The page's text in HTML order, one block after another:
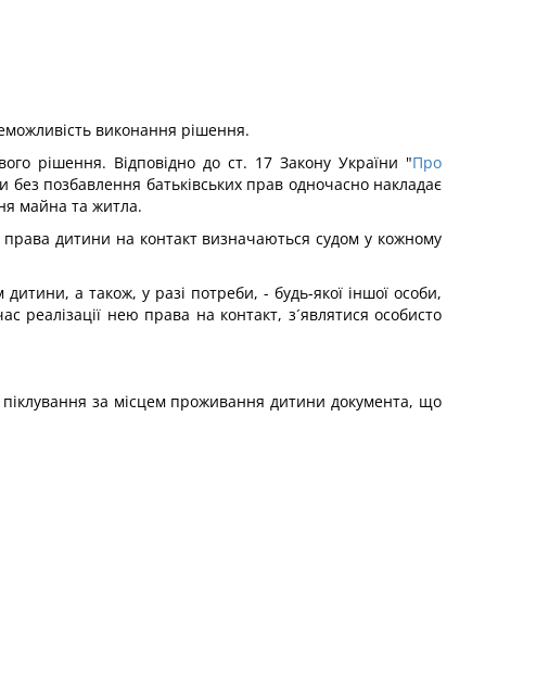
виконання рішення.
рішення. Відповідно до ст. 17 Закону України "Про
без позбавлення батьківських прав одночасно накладає
майна та житла.
права дитини на контакт визначаються судом у кожному
а також, у разі потреби, - будь-якої іншої особи,
нею права на контакт, з´являтися особисто
за місцем проживання дитини документа, що